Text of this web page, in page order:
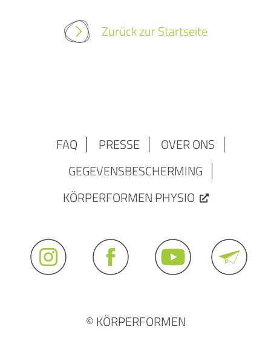
Zurück zur Startseite
FAQ PRESSE
OVER ONS
GEGEVENSBESCHERMING
KÖRPERFORMEN PHYSIO
© KÖRPERFORMEN